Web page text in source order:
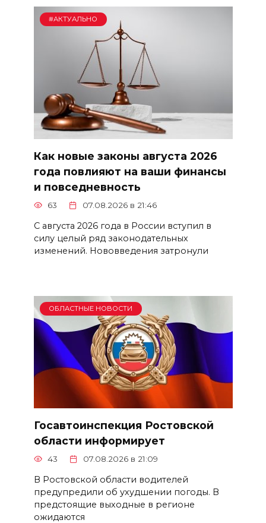
#АКТУАЛЬНО
Как новые законы августа 2026
года повлияют на ваши финансы
и повседневность
63 07.08.2026 в 21:46
С августа 2026 года в России вступил в
силу целый ряд законодательных
изменений. Нововведения затронули
ОБЛАСТНЫЕ НОВОСТИ
Госавтоинспекция Ростовской
области информирует
43 07.08.2026 в 21:09
В Ростовской области водителей
предупредили об ухудшении погоды. В
предстоящие выходные в регионе
ожидаются